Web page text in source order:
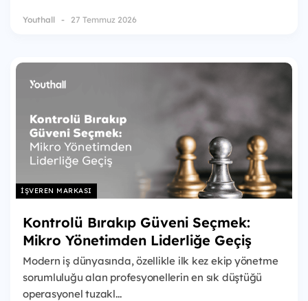
Youthall 27 Temmuz 2026
İŞVEREN MARKASI
Kontrolü Bırakıp Güveni Seçmek:
Mikro Yönetimden Liderliğe Geçiş
Modern iş dünyasında, özellikle ilk kez ekip yönetme
sorumluluğu alan profesyonellerin en sık düştüğü
operasyonel tuzakl...